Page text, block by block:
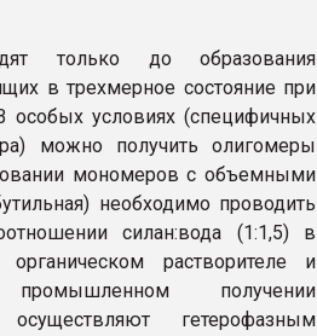
только до образования
в трехмерное состояние при
особых условиях (специфичных
можно получить олигомеры
мономеров с объемными
необходимо проводить
силан:вода (1:1,5) в
растворителе и
получении
осуществляют гетерофазным